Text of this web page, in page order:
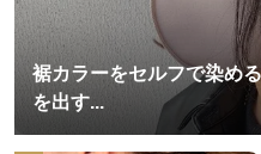
裾カラーをセルフで染め
を出す...